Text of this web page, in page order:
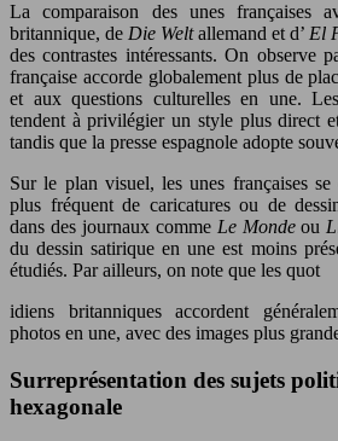
La comparaison des unes françaises
britannique, de Die Weltallemand et d’ El
des contrastes intéressants. On observe
française accorde globalement plus de
et aux questions culturelles en une.
tendent à privilégier un style plus direct
tandis que la presse espagnole adopte
Sur le plan visuel, les unes françaises
plus fréquent de caricatures ou de
dans des journaux comme Le Mondeou
du dessin satirique en une est moins
étudiés. Par ailleurs, on note que les quot
idiens britanniques accordent
photos en une, avec des images plus
Surreprésentation des sujets
hexagonale